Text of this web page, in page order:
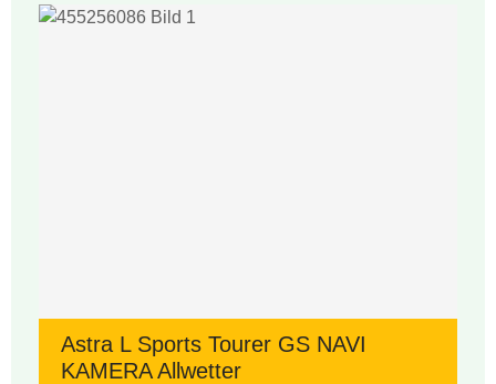
Astra L Sports Tourer GS NAVI
KAMERA Allwetter